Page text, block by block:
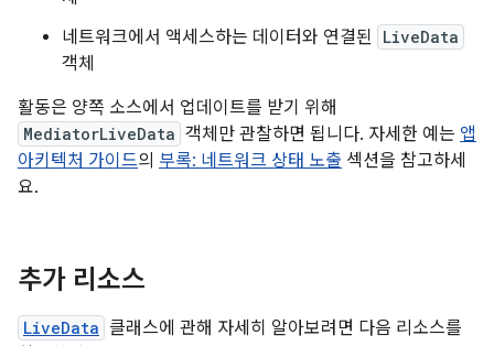
네트워크에서 액세스하는 데이터와 연결된 LiveData
객체
활동은 양쪽 소스에서 업데이트를 받기 위해
MediatorLiveData 객체만 관찰하면 됩니다. 자세한 예는 앱
아키텍처 가이드의 부록: 네트워크 상태 노출 섹션을 참고하세
요.
추가 리소스
LiveData 클래스에 관해 자세히 알아보려면 다음 리소스를